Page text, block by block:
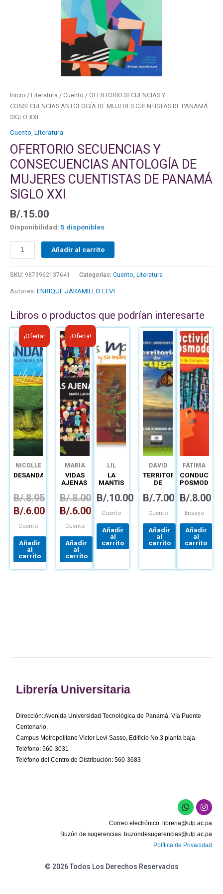
Inicio / Literatura / Cuento / OFERTORIO SECUENCIAS Y
CONSECUENCIAS ANTOLOGÍA DE MUJERES CUENTISTAS DE PANAMÁ
SIGLO XXI
Cuento Literatura
OFERTORIO SECUENCIAS Y
CONSECUENCIAS ANTOLOGÍA DE
MUJERES CUENTISTAS DE PANAMÁ
SIGLO XXI
B/.15.00
Disponibilidad: 5 disponibles
Añadir al carrito
SKU: 9879962137641 Categorías: Cuento Literatura
Autores: ENRIQUE JARAMILLO LEVI
Libros o productos que podrían interesarte
¡Oferta!
NICOLLE
ALZAMORA
DESANDANZAS
B/.8.95
El
precio
original
era:
B/.8.95.
B/.6.00
El
precio
actual
es:
B/.6.00.
Cuento
Añadir
al
carrito
¡Oferta!
MARÍA
LAURA DE
PIANO
VIDAS
AJENAS
B/.8.00
El
precio
original
era:
B/.8.00.
B/.6.00
El
precio
actual
es:
B/.6.00.
Cuento
Añadir
al
carrito
LIL
MARÍA
HERRERA
LA
MANTIS
Y SU
MALABARILLOSO
B/.10.00
Cuento
Añadir
al
carrito
DAVID
RÓBINSON
TERRITORIO
DE
B/.7.00
Cuento
Añadir
al
carrito
FÁTIMA
NOGUEIRA
FERNANDO
OBRA DE
JARAMILLO
B/.8.00
Ensayo
Añadir
al
carrito
Librería Universitaria
Dirección: Avenida Universidad Tecnológica de Panamá, Vía Puente
Centenario,
Campus Metropolitano Víctor Levi Sasso, Edificio No.3 planta baja.
Teléfono: 560-3031
Teléfono del Centro de Distribución: 560-3683
W
h
a
t
s
a
p
I
n
s
t
a
g
r
Correo electrónico: libreria@utp.ac.pa
Buzón de sugerencias: buzondesugerencias@utp.ac.pa
Política de Privacidad
© 2026 Todos Los Derechos Reservados